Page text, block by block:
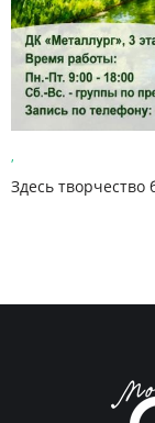
,
Здесь творчество